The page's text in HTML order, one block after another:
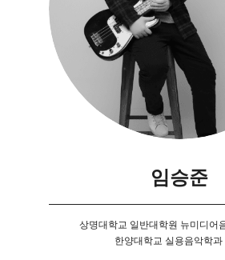
임승준
상명대학교 일반대학원 뉴미디어
한양대학교 실용음악학과